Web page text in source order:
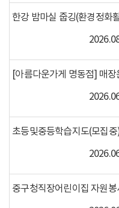
한강 밤마실 줍깅(환경정화
[아름다운가게 명동점] 매
초등및중등학습지도(모집중
중구청직장어린이집 자원